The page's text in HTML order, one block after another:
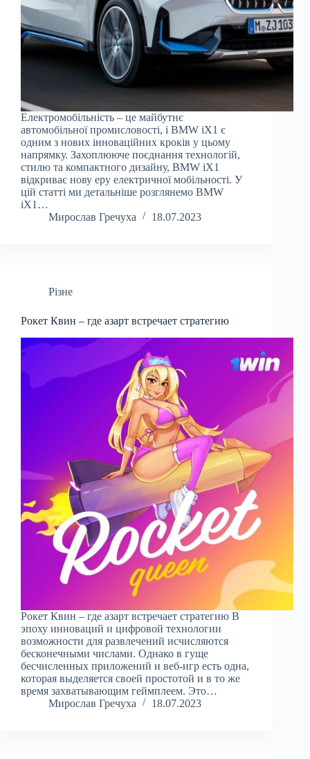
Електромобільність – це майбутнє
автомобільної промисловості, і BMW iX1 є
одним з нових інноваційних кроків у цьому
напрямку. Захоплююче поєднання технологій,
стилю та компактного дизайну, BMW iX1
відкриває нову еру електричної мобільності. У
цій статті ми детальніше розглянемо BMW
iX1…
Мирослав Гречуха
18.07.2023
Різне
Рокет Квин – где азарт встречает стратегию
Рокет Квин – где азарт встречает стратегию В
эпоху инноваций и цифровой технологии
возможности для развлечений исчисляются
бесконечными числами. Однако в гуще
бесчисленных приложений и веб-игр есть одна,
которая выделяется своей простотой и в то же
время захватывающим геймплеем. Это…
Мирослав Гречуха
18.07.2023